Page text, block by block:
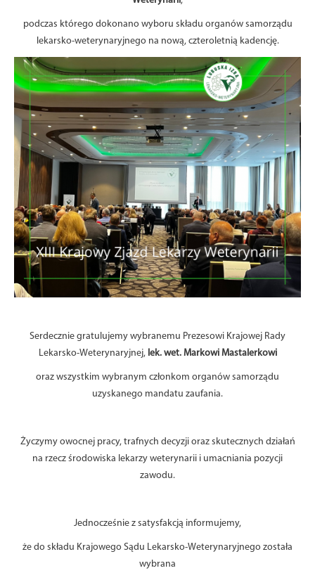
podczas którego dokonano wyboru składu organów samorządu
lekarsko-weterynaryjnego na nową, czteroletnią kadencję.
Serdecznie gratulujemy wybranemu Prezesowi Krajowej Rady
Lekarsko-Weterynaryjnej,lek. wet. Markowi Mastalerkowi
oraz wszystkim wybranym członkom organów samorządu
uzyskanego mandatu zaufania.
Życzymy owocnej pracy, trafnych decyzji oraz skutecznych działań
na rzecz środowiska lekarzy weterynarii i umacniania pozycji
zawodu.
Jednocześnie z satysfakcją informujemy,
że do składu Krajowego Sądu Lekarsko-Weterynaryjnego została
wybrana